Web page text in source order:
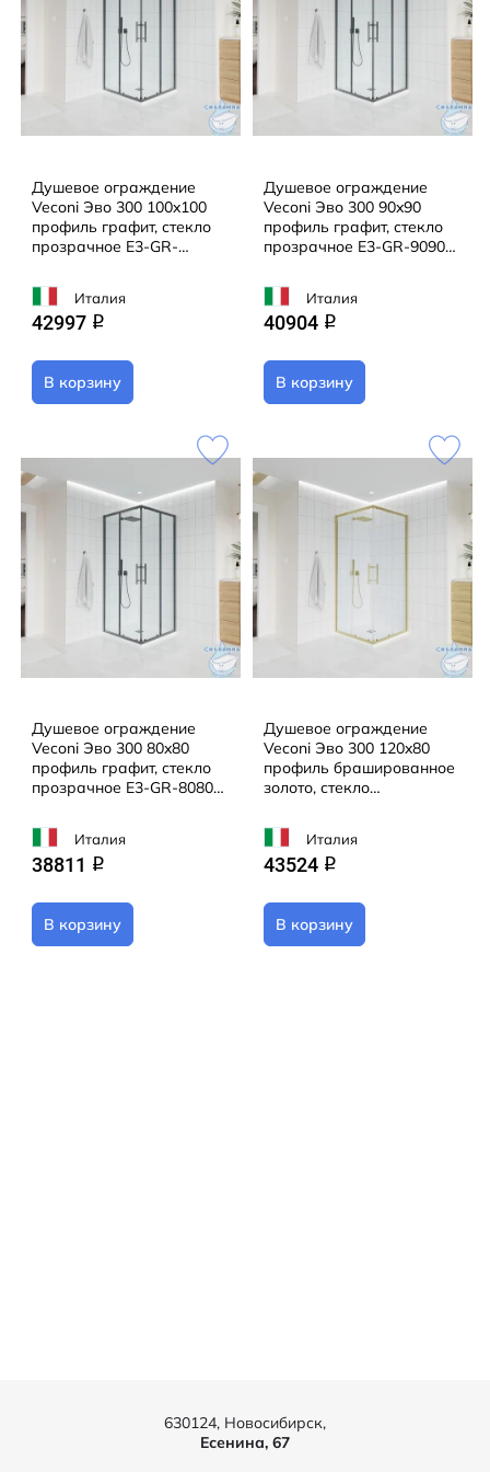
Душевое ограждение
Veconi Эво 300 100x100
профиль графит, стекло
прозрачное E3-GR-
поддона)
Италия
42997 q
В корзину
Душевое ограждение
Veconi Эво 300 90x90
профиль графит, стекло
прозрачное E3-GR-9090-
Италия
40904 q
В корзину
Душевое ограждение
Veconi Эво 300 80x80
профиль графит, стекло
прозрачное E3-GR-8080-
Италия
38811 q
В корзину
Душевое ограждение
Veconi Эво 300 120x80
профиль брашированное
золото, стекло
01-C9 (без поддона)
Италия
43524 q
В корзину
630124, Новосибирск,
Есенина, 67